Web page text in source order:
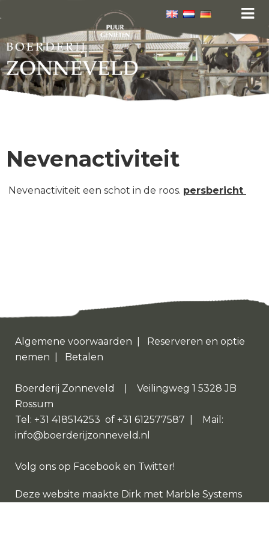
Nevenactiviteit
Nevenactiviteit een schot in de roos. persbericht
Algemene voorwaarden
Reserveren en optie
nemen
Betalen
Boerderij Zonneveld | Veilingweg 1 5328 JB
Rossum
Tel: +31 418514253 of +31 612577587 | Mail:
info@boerderijzonneveld.nl
Volg ons op Facebook en Twitter!
Deze website maakte Dirk met Marble Systems